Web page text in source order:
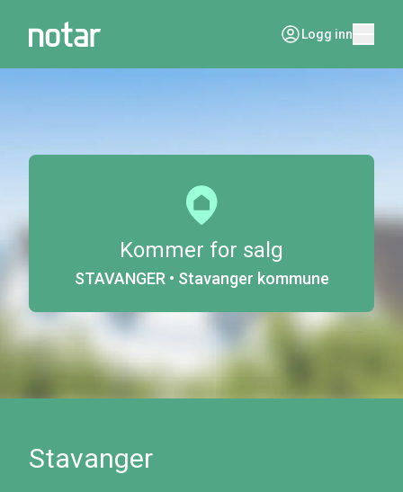
Logg inn
Kommer for salg
STAVANGER • Stavanger kommune
Stavanger